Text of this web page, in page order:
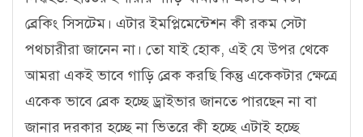
ব্রেকিং সিসটেম। এটার ইমপ্লিমেন্টেশন কী রকম সেটা
পথচারীরা জানেন না। তো যাই হোক, এই যে উপর থেকে
আমরা একই ভাবে গাড়ি ব্রেক করছি কিন্তু একেকটার ক্ষেত্রে
একেক ভাবে ব্রেক হচ্ছে ড্রাইভার জানতে পারছেন না বা
জানার দরকার হচ্ছে না ভিতরে কী হচ্ছে এটাই হচ্ছে